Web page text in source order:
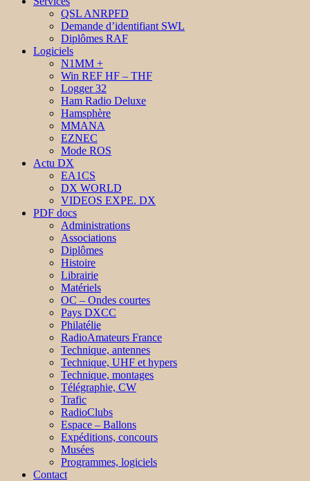
QSL ANRPFD
Demande d’identifiant SWL
Diplômes RAF
Logiciels
N1MM +
Win REF HF – THF
Logger 32
Ham Radio Deluxe
Hamsphère
MMANA
EZNEC
Mode ROS
Actu DX
EA1CS
DX WORLD
VIDEOS EXPE. DX
PDF docs
Administrations
Associations
Diplômes
Histoire
Librairie
Matériels
OC – Ondes courtes
Pays DXCC
Philatélie
RadioAmateurs France
Technique, antennes
Technique, UHF et hypers
Technique, montages
Télégraphie, CW
Trafic
RadioClubs
Espace – Ballons
Expéditions, concours
Musées
Programmes, logiciels
Contact